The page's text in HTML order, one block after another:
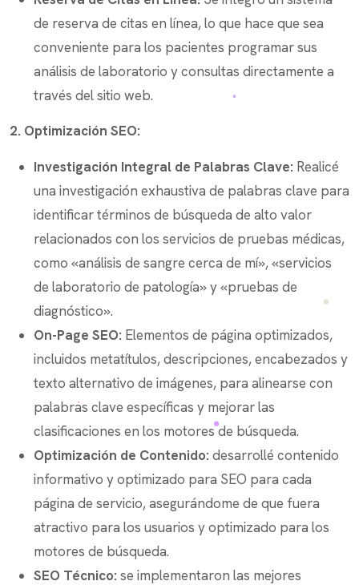
de reserva de citas en línea, lo que hace que sea
conveniente para los pacientes programar sus
análisis de laboratorio y consultas directamente a
través del sitio web.
2. Optimización SEO:
Investigación Integral de Palabras Clave: Realicé
una investigación exhaustiva de palabras clave para
identificar términos de búsqueda de alto valor
relacionados con los servicios de pruebas médicas,
como «análisis de sangre cerca de mí», «servicios
de laboratorio de patología» y «pruebas de
diagnóstico».
On-Page SEO: Elementos de página optimizados,
incluidos metatítulos, descripciones, encabezados y
texto alternativo de imágenes, para alinearse con
palabras clave específicas y mejorar las
clasificaciones en los motores de búsqueda.
Optimización de Contenido: desarrollé contenido
informativo y optimizado para SEO para cada
página de servicio, asegurándome de que fuera
atractivo para los usuarios y optimizado para los
motores de búsqueda.
SEO Técnico: se implementaron las mejores